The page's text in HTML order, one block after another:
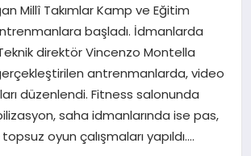
Millî Takımlar Kamp ve Eğitim
başladı. İdmanlarda
Teknik direktör Vincenzo Montella
antrenmanlarda, video
düzenlendi. Fitness salonunda
saha idmanlarında ise pas,
oyun çalışmaları yapıldı….